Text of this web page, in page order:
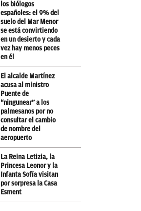
los biólogos
españoles: el 9% del
suelo del Mar Menor
se está convirtiendo
en un desierto y cada
vez hay menos peces
en él
El alcalde Martínez
acusa al ministro
Puente de
“ningunear” a los
palmesanos por no
consultar el cambio
de nombre del
aeropuerto
La Reina Letizia, la
Princesa Leonor y la
Infanta Sofía visitan
por sorpresa la Casa
Esment